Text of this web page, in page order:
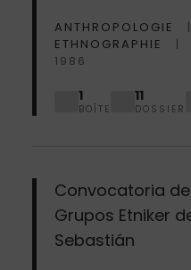
ANTHROPOLOGIE
ETHNOGRAPHIE
1986
1
BOÎTE
11
DOSSIER
Convocatoria
Grupos Etniker
Sebastián